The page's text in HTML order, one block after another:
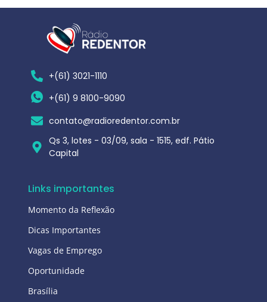
+(61) 3021-1110
+(61) 9 8100-9090
contato@radioredentor.com.br
Qs 3, lotes - 03/09, sala - 1515, edf. Pátio
Capital
Links importantes
Momento da Reflexão
Dicas Importantes
Vagas de Emprego
Oportunidade
Brasília